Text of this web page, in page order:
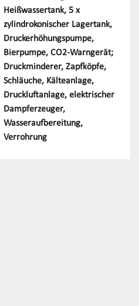
Heißwassertank, 5 x
zylindrokonischer Lagertank,
Druckerhöhungspumpe,
Bierpumpe, CO2-Warngerät;
Druckminderer, Zapfköpfe,
Schläuche, Kälteanlage,
Druckluftanlage, elektrischer
Dampferzeuger,
Wasseraufbereitung,
Verrohrung